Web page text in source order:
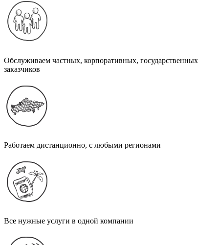
Обслуживаем частных, корпоративных, государственных
заказчиков
Работаем дистанционно, с любыми регионами
Все нужные услуги в одной компании